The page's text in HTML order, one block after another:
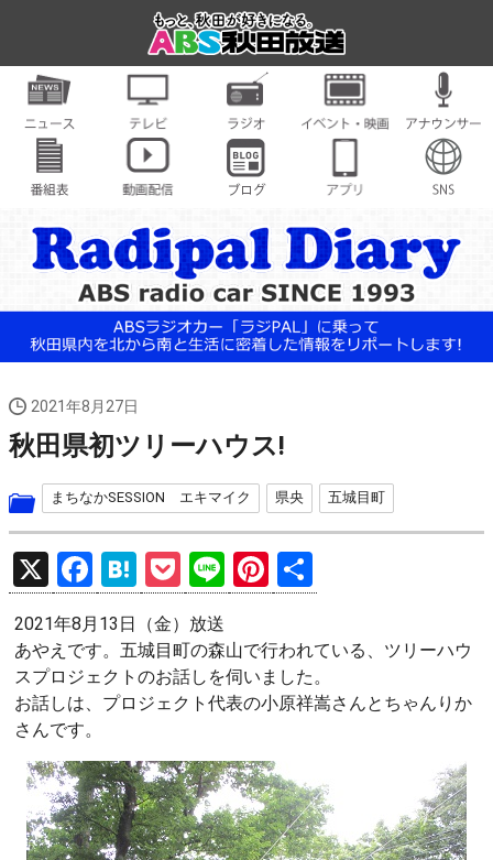
2021年8月27日
秋田県初ツリーハウス!
まちなかSESSION エキマイク 県央 五城目町
X
F
a
ce
b
o
k
H
at
e
n
a
P
o
ck
et
Li
n
e
Pi
nt
er
es
t
有
2021年8月13日（金）放送
あやえです。五城目町の森山で行われている、ツリーハウ
スプロジェクトのお話しを伺いました。
お話しは、プロジェクト代表の小原祥嵩さんとちゃんりか
さんです。